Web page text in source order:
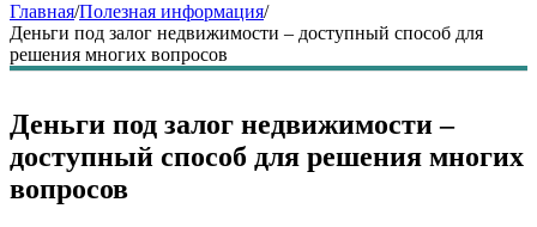
Главная/Полезная информация/
Деньги под залог недвижимости – доступный способ для
решения многих вопросов
Деньги под залог недвижимости –
доступный способ для решения многих
вопросов